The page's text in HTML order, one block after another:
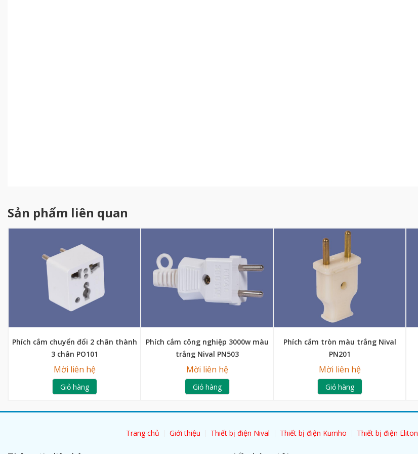
Sản phẩm liên quan
Phích cắm chuyển đổi 2 chân thành
3 chân PO101
Mời liên hệ
Giỏ hàng
Phích cắm công nghiệp 3000w màu
trắng Nival PN503
Mời liên hệ
Giỏ hàng
Phích cắm tròn màu trắng Nival
PN201
Mời liên hệ
Giỏ hàng
Trang chủ Giới thiệu Thiết bị điện Nival Thiết bị điện Kumho Thiết bị điện Eliton